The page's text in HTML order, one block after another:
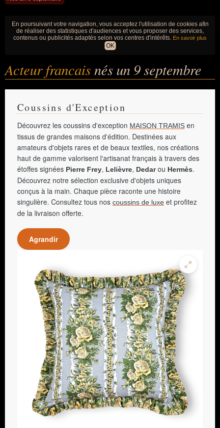
En poursuivant votre navigation, vous acceptez l'utilisation de cookies afin
de réaliser des statistiques d'audiences et vous proposer des services,
contenus ou publicités adaptés selon vos centres d'intérêts. En savoir plus
OK
Acteur francaisnés un 9 septembre
Coussins d'Exception
Découvrez les coussins d'exception MAISON TRAMIS en
tissus de grandes maisons d'édition. Destinées aux
amateurs d'objets rares et de beaux textiles, nos créations
haut de gamme valorisent l'artisanat français à travers des
étoffes signées Pierre Frey, Lelièvre, Dedarou Hermès.
Découvrez notre sélection exclusive d'objets uniques
conçus à la main. Chaque pièce raconte une histoire
singulière. Consultez tous nos coussins de luxe et profitez
de la livraison offerte.
Agrandir